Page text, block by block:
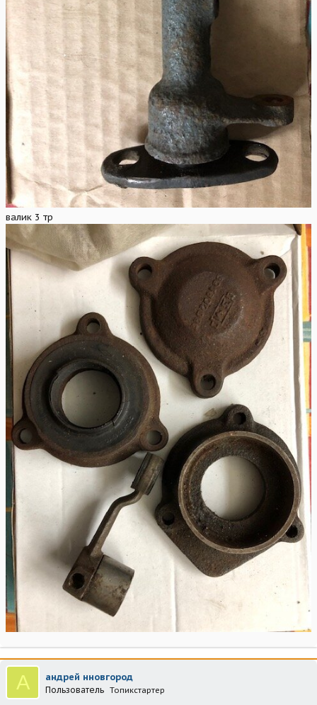
валик 3 тр
А андрей нновгород
Пользователь Топикстартер